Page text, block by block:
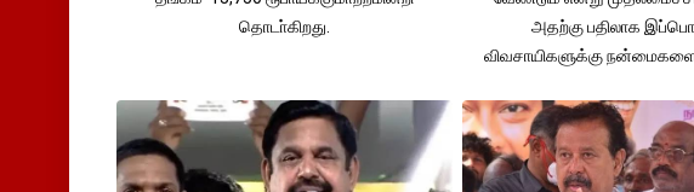
தொடா்கிறது.
அதற்கு பதிலாக
விவசாயிகளுக்கு